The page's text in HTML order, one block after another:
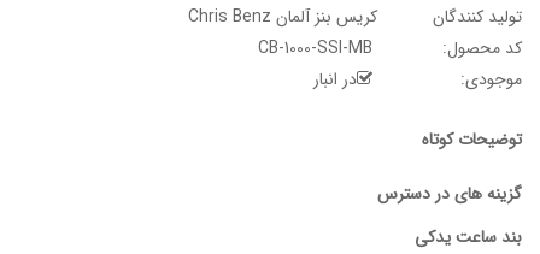
تولید کنندگان
کریس بنز آلمان Chris Benz
کد محصول:
موجودی:
در انبار
توضیحات کوتاه
گزینه های در دسترس
بند ساعت یدکی